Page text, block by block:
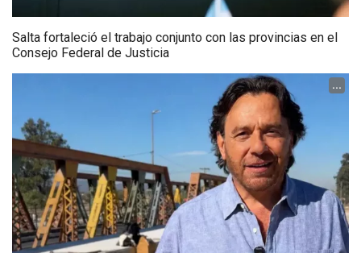
Salta fortaleció el trabajo conjunto con las provincias en el
Consejo Federal de Justicia
...